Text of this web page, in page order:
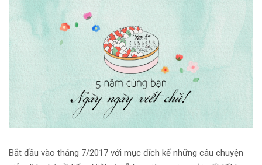
Bắt đầu vào tháng 7/2017 với mục đích kể những câu chuyện